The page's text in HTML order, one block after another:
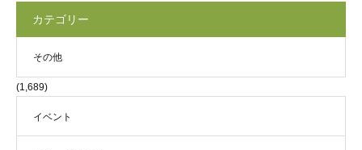
カテゴリー
その他
(1,689)
イベント